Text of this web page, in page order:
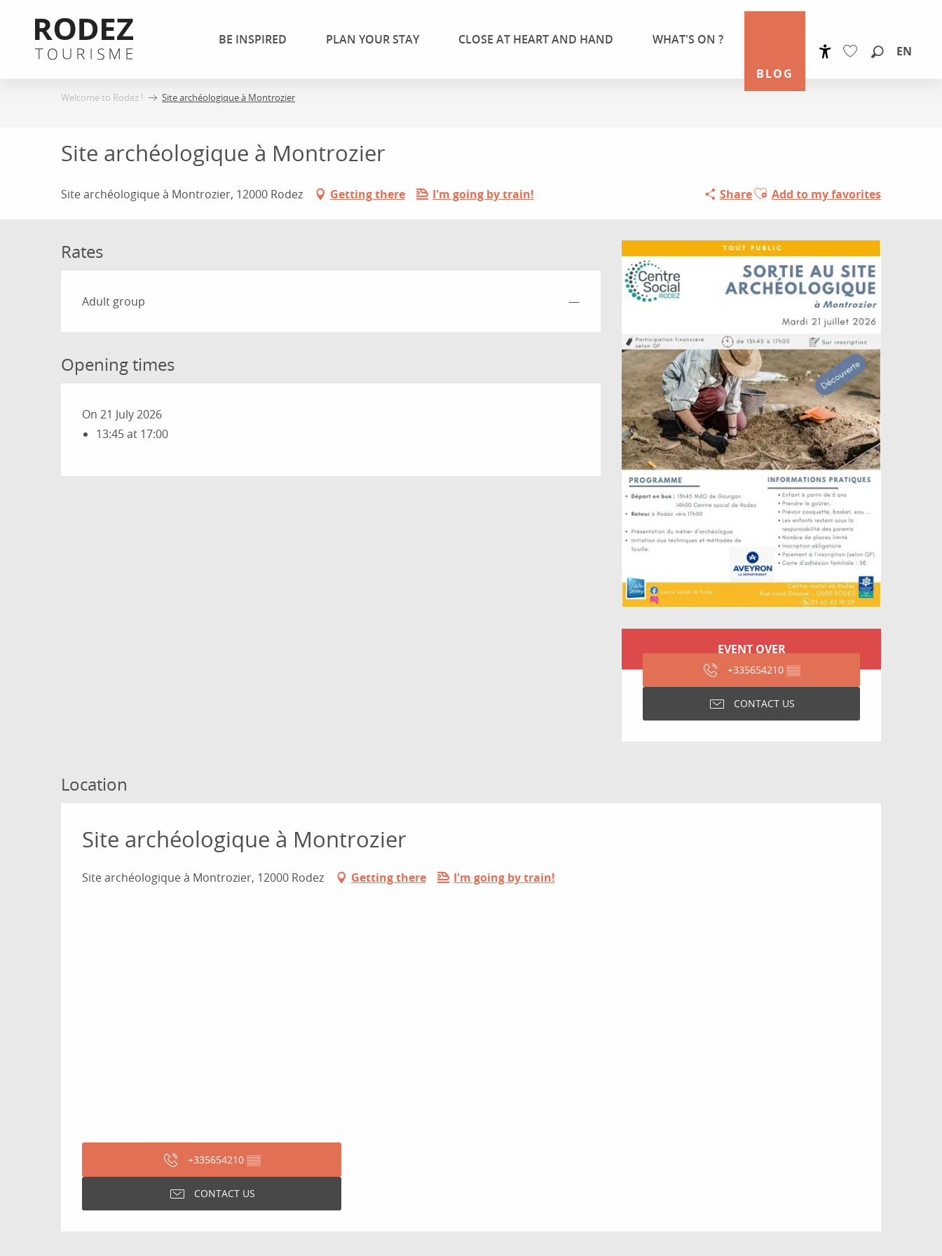
contenu
BLOG
EN
BE INSPIRED PLAN YOUR STAY CLOSE AT HEART AND HAND WHAT'S ON ?
Welcome to Rodez ! Site archéologique à Montrozier
Site archéologique à Montrozier
Site archéologique à Montrozier, 12000 Rodez Getting there I'm going by train! ShareAjouter aux favoris
Add to my favorites
Opening hours &
EVENT OVER
+335654210 ▒▒
CONTACT US
Rates
Rates 2026
Adult group —
Opening times
On 21 July 2026
13:45 at 17:00
Location
Site archéologique à Montrozier
Site archéologique à Montrozier, 12000 Rodez Getting there I'm going by train!
+335654210 ▒▒
CONTACT US